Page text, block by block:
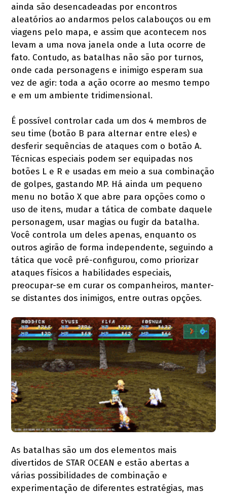
ainda são desencadeadas por encontros
aleatórios ao andarmos pelos calabouços ou em
viagens pelo mapa, e assim que acontecem nos
levam a uma nova janela onde a luta ocorre de
fato. Contudo, as batalhas não são por turnos,
onde cada personagens e inimigo esperam sua
vez de agir: toda a ação ocorre ao mesmo tempo
e em um ambiente tridimensional.
É possível controlar cada um dos 4 membros de
seu time (botão B para alternar entre eles) e
desferir sequências de ataques com o botão A.
Técnicas especiais podem ser equipadas nos
botões L e R e usadas em meio a sua combinação
de golpes, gastando MP. Há ainda um pequeno
menu no botão X que abre para opções como o
uso de itens, mudar a tática de combate daquele
personagem, usar magias ou fugir da batalha.
Você controla um deles apenas, enquanto os
outros agirão de forma independente, seguindo a
tática que você pré-configurou, como priorizar
ataques físicos a habilidades especiais,
preocupar-se em curar os companheiros, manter-
se distantes dos inimigos, entre outras opções.
As batalhas são um dos elementos mais
divertidos de STAR OCEAN e estão abertas a
várias possibilidades de combinação e
experimentação de diferentes estratégias, mas